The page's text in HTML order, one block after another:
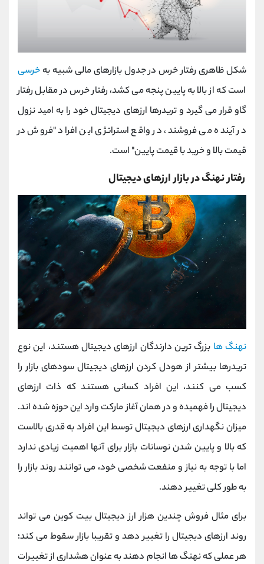
شکل ظاهری رفتار خرس در جدول بازارهای مالی شبیه به خرسی
است که از بالا به پایین پنجه می کشد، رفتار خرس در مقابل رفتار
گاو قرار می گیرد و تریدرها ارزهای دیجیتال خود را به امید نزول
در آینده می فروشند، در واقع استراتژی این افراد "فروش در
قیمت بالا و خرید با قیمت پایین" است.
رفتار نهنگ در بازار ارزهای دیجیتال
نهنگ ها بزرگ ترین دارندگان ارزهای دیجیتال هستند، این نوع
تریدرها بیشتر از هودل کردن ارزهای دیجیتال سودهای بازار را
کسب می کنند، این افراد کسانی هستند که ذات ارزهای
دیجیتال را فهمیده و در همان آغاز مارکت وارد این حوزه شده اند.
میزان نگهداری ارزهای دیجیتال توسط این افراد به قدری بالاست
که بالا و پایین شدن نوسانات بازار برای آنها اهمیت زیادی ندارد
اما با توجه به نیاز و منفعت شخصی خود، می توانند روند بازار را
به طور کلی تغییر دهند.
برای مثال فروش چندین هزار ارز دیجیتال بیت کوین می تواند
روند ارزهای دیجیتال را تغییر دهد و تقریبا بازار سقوط می کند؛
هر عملی که نهنگ ها انجام دهند به عنوان هشداری از تغییرات